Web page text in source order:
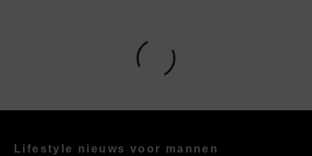
Lifestyle nieuws voor mannen